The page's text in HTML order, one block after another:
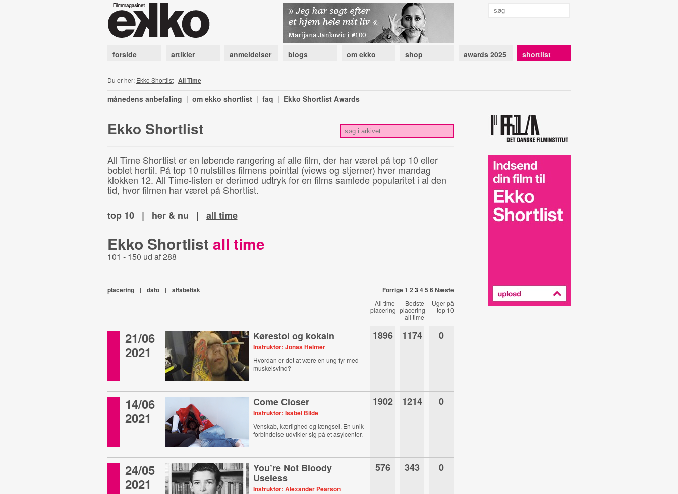
forside artikler anmeldelser blogs om ekko shop awards 2025 shortlist
Du er her: Ekko Shortlist| All Time
månedens anbefaling | om ekko shortlist | faq | Ekko Shortlist Awards
Ekko Shortlist
All Time Shortlist er en løbende rangering af alle film, der har været på top 10 eller
boblet hertil. På top 10 nulstilles filmens pointtal (views og stjerner) hver mandag
klokken 12. All Time-listen er derimod udtryk for en films samlede popularitet i al den
tid, hvor filmen har været på Shortlist.
top 10
| her & nu | all time
Ekko Shortlist all time
101 - 150 ud af 288
Forrige1 2 345 6Næste
placering | dato | alfabetisk
All time
placering
Bedste
placering
all time
Uger på
top 10
21/06
2021
Kørestol og kokain
Instruktør: Jonas Helmer
Hvordan er det at være en ung fyr med
muskelsvind?
1896 1174 0
14/06
2021
Come Closer
Instruktør: Isabel Bilde
Venskab, kærlighed og længsel. En unik
forbindelse udvikler sig på et asylcenter.
1902 1214 0
24/05
2021
You’re Not Bloody
Useless
Instruktør: Alexander Pearson
576 343 0